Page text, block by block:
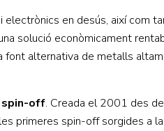
en desús, així com
solució econòmicament
alternativa de metalls
spin-off. Creada el 2001 des
primeres spin-off sorgides a